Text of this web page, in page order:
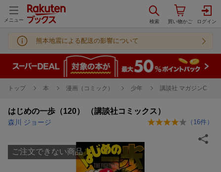
メニュー
熊本地震による配送の影響について
トップ 本 漫画（コミック） 少年 講談社 マガジンC
はじめの一歩（120） （講談社コミックス）
森川 ジョージ （ 16件）
ご注文できない商品